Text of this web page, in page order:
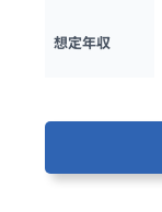
想定年収